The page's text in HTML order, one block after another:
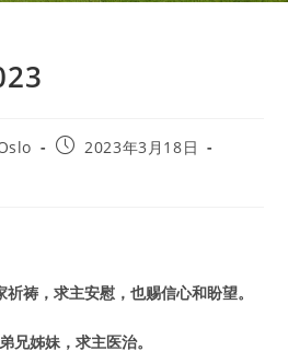
Post2023年3月18日
祷，求主安慰，也赐信心和盼望。
兄姊妹，求主医治。